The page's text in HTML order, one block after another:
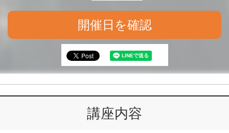
開催日を確認
講座内容